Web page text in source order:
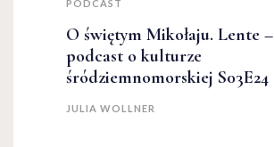
PODCAST
O świętym Mikołaju. Lente –
podcast o kulturze
śródziemnomorskiej S03E24
JULIA WOLLNER